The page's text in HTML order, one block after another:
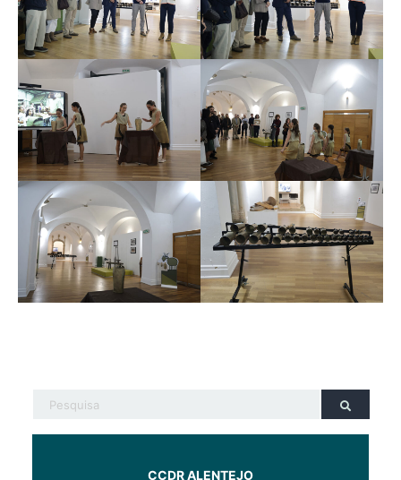
CCDR ALENTEJO